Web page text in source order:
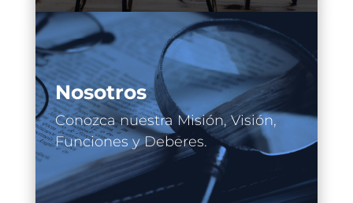
Nosotros
Conozca nuestra Misión, Visión,
Funciones y Deberes.